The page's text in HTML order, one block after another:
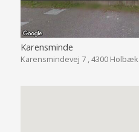
Karensminde
Karensmindevej 7 , 4300 Holbæk